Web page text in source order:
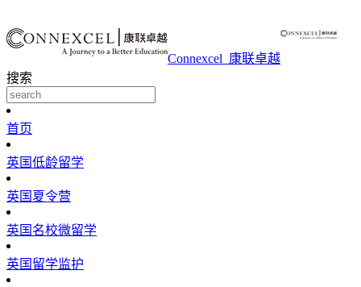
Connexcel_康联卓越
搜索
首页
英国低龄留学
英国夏令营
英国名校微留学
英国留学监护